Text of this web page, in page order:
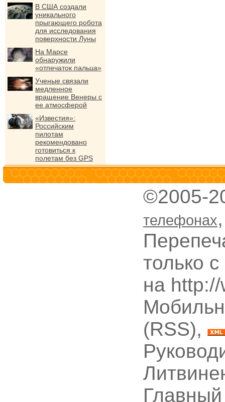
В США создали
уникального
прыгающего робота
для исследования
поверхности Луны
На Марсе
обнаружили
«отпечаток пальца»
Ученые связали
медленное
вращение Венеры с
ее атмосферой
«Известия»:
Российским
пилотам
рекомендовано
готовиться к
полетам без GPS
©2005-
телефонах
только
на
(RSS),